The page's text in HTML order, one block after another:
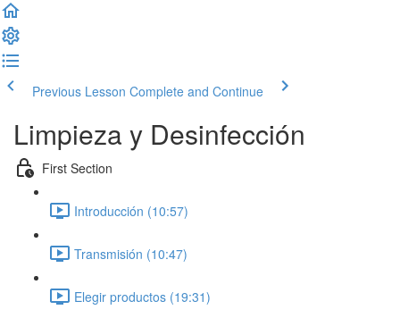
Previous Lesson Complete and Continue
Limpieza y Desinfección
First Section
Introducción (10:57)
Transmisión (10:47)
Elegir productos (19:31)